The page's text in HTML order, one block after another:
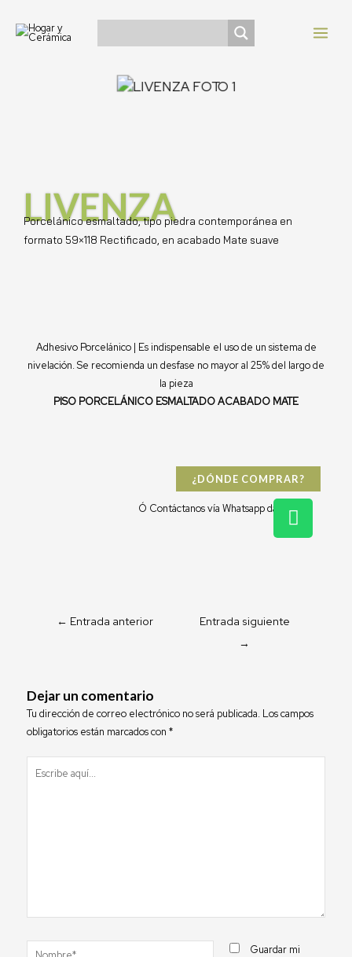
contenido
LIVENZA
Porcelánico esmaltado, tipo piedra contemporánea en
formato 59×118 Rectificado, en acabado Mate suave
Adhesivo Porcelánico | Es indispensable el uso de un sistema de
nivelación. Se recomienda un desfase no mayor al 25% del largo de
la pieza
PISO PORCELÁNICO ESMALTADO ACABADO MATE
¿DÓNDE COMPRAR?
Ó Contáctanos vía Whatsapp dándo clic:
W
h
a
de
entradas
← Entrada anterior
Entrada siguiente
→
Dejar un comentario
Tu dirección de correo electrónico no será publicada. Los campos
obligatorios están marcados con*
Nombre*
Guardar mi